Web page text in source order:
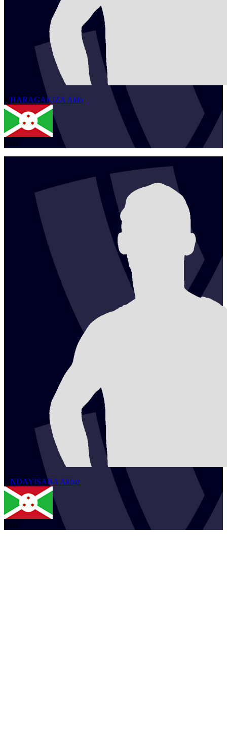
1 HARAGAKIZA Aldo
BDI
2 NDAYISABA Akbar
BDI